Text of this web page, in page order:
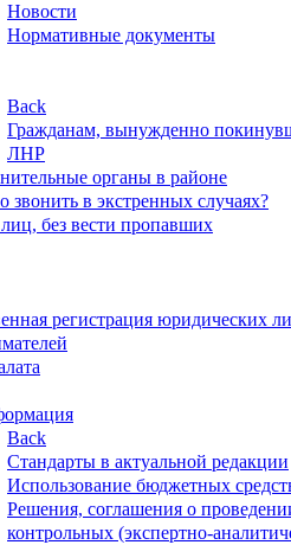
Новости
Нормативные документы
Back
Гражданам, вынужденно
ЛНР
органы в районе
звонить в экстренных случаях?
без вести пропавших
регистрация юридических
Back
Стандарты в актуальной редакции
Использование бюджетных
Решения, соглашения о
контрольных (экспертно-